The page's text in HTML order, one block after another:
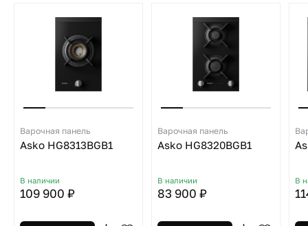
Варочная панель
Asko HG8313BGB1
В наличии
109 900 ₽
Варочная панель
Asko HG8320BGB1
В наличии
83 900 ₽
В